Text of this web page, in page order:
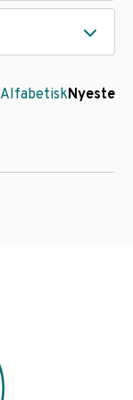
AlfabetiskNyeste